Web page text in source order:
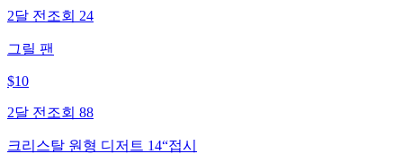
2달 전 조회 24
그릴 팬
$10
2달 전 조회 88
크리스탈 원형 디저트 14“접시